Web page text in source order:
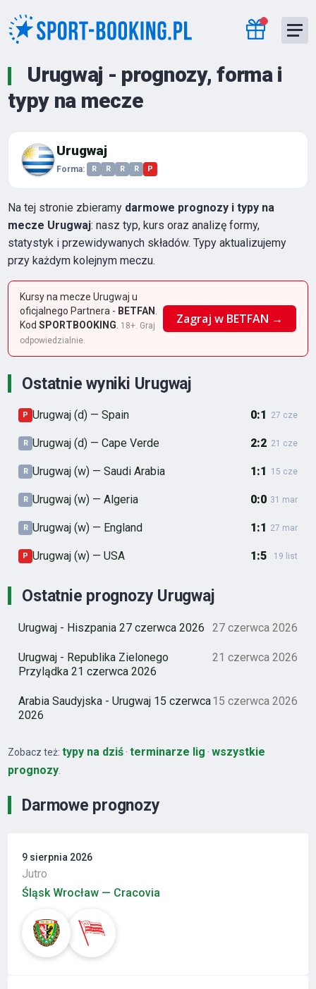
Urugwaj - prognozy, forma i
typy na mecze
Darmowe prognozy
9 sierpnia 2026
Jutro
Śląsk Wrocław — Cracovia
Urugwaj
Forma: R R R R P
Na tej stronie zbieramy darmowe prognozy i typy na
mecze Urugwaj: nasz typ, kurs oraz analizę formy,
statystyk i przewidywanych składów. Typy aktualizujemy
przy każdym kolejnym meczu.
Kursy na mecze Urugwaj u
oficjalnego Partnera - BETFAN
KodSPORTBOOKING 18+. Graj
odpowiedzialnie.
Zagraj w BETFAN →
Ostatnie wyniki Urugwaj
P Urugwaj (d) — Spain 0:1 27 cze
R Urugwaj (d) — Cape Verde 2:2 21 cze
R Urugwaj (w) — Saudi Arabia 1:1 15 cze
R Urugwaj (w) — Algeria 0:0 31 mar
R Urugwaj (w) — England 1:1 27 mar
P Urugwaj (w) — USA 1:5 19 list
Ostatnie prognozy Urugwaj
Urugwaj - Hiszpania 27 czerwca 2026 27 czerwca 2026
Urugwaj - Republika Zielonego
Przylądka 21 czerwca 2026
21 czerwca 2026
Arabia Saudyjska - Urugwaj 15 czerwca
2026
15 czerwca 2026
Zobacz też:typy na dziś ·terminarze lig ·wszystkie
prognozy